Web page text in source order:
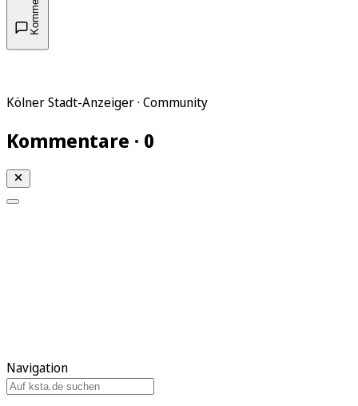
Kölner Stadt-Anzeiger · Community
Kommentare · 0
Navigation